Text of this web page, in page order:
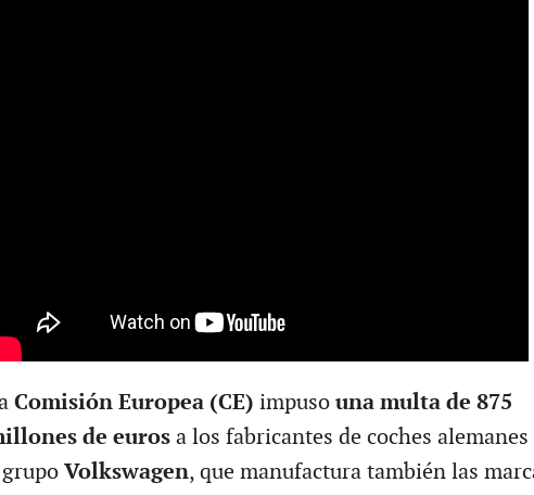
Comisión Europea (CE) impuso una multa de 875
de eurosa los fabricantes de coches alemanes
Volkswagen, que manufactura también las